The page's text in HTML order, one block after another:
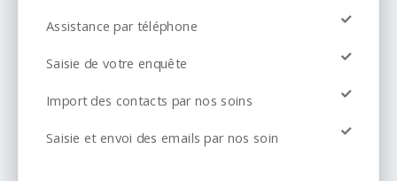
Assistance par téléphone
Saisie de votre enquête
Import des contacts par nos soins
Saisie et envoi des emails par nos soin